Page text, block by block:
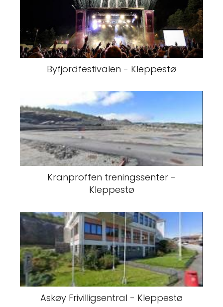
Byfjordfestivalen - Kleppestø
Kranproffen treningssenter -
Kleppestø
Askøy Frivilligsentral - Kleppestø